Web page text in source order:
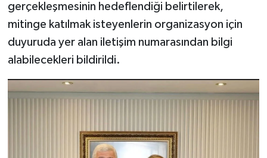
gerçekleşmesinin hedeflendiği belirtilerek,
mitinge katılmak isteyenlerin organizasyon için
duyuruda yer alan iletişim numarasından bilgi
alabilecekleri bildirildi.